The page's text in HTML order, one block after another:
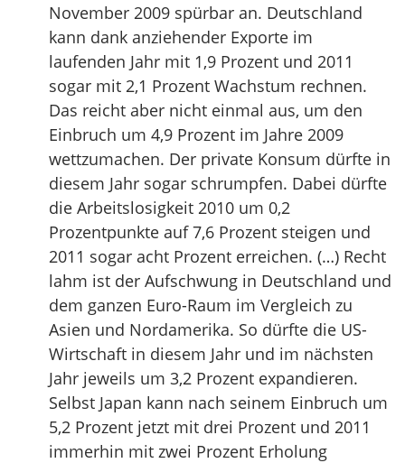
November 2009 spürbar an. Deutschland
kann dank anziehender Exporte im
laufenden Jahr mit 1,9 Prozent und 2011
sogar mit 2,1 Prozent Wachstum rechnen.
Das reicht aber nicht einmal aus, um den
Einbruch um 4,9 Prozent im Jahre 2009
wettzumachen. Der private Konsum dürfte in
diesem Jahr sogar schrumpfen. Dabei dürfte
die Arbeitslosigkeit 2010 um 0,2
Prozentpunkte auf 7,6 Prozent steigen und
2011 sogar acht Prozent erreichen. (…) Recht
lahm ist der Aufschwung in Deutschland und
dem ganzen Euro-Raum im Vergleich zu
Asien und Nordamerika. So dürfte die US-
Wirtschaft in diesem Jahr und im nächsten
Jahr jeweils um 3,2 Prozent expandieren.
Selbst Japan kann nach seinem Einbruch um
5,2 Prozent jetzt mit drei Prozent und 2011
immerhin mit zwei Prozent Erholung